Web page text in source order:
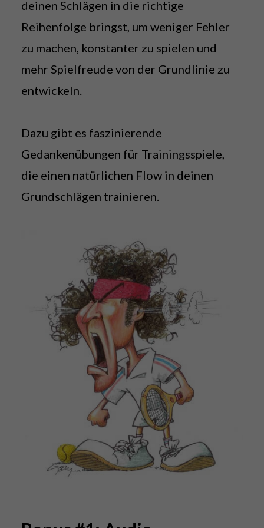
deinen Schlägen in die richtige
Reihenfolge bringst, um weniger Fehler
zu machen, konstanter zu spielen und
mehr Spielfreude von der Grundlinie zu
entwickeln.
Dazu gibt es faszinierende
Gedankenübungen für Trainingsspiele,
die einen natürlichen Flow in deinen
Grundschlägen trainieren.